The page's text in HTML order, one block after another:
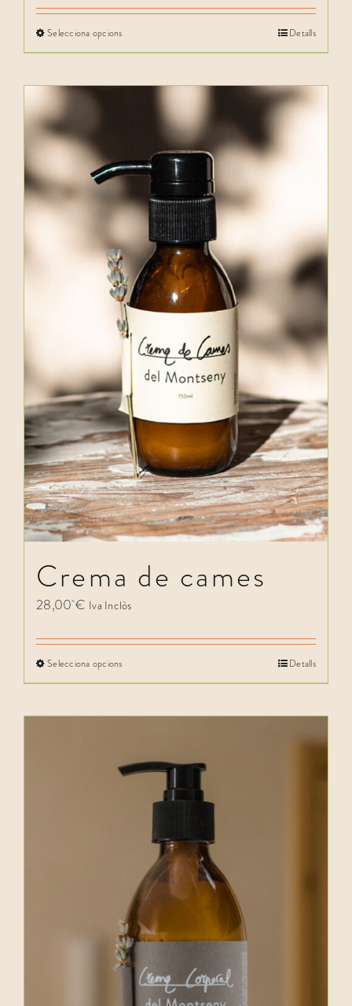
Selecciona opcions Detalls
Crema de cames
28,00€ Iva Inclòs
Selecciona opcions Detalls